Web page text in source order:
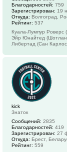
Благодарностей: 759
Зарегистрирован: 19
Откуда: Волгоград,
Рейтинг: 537
Куала-Лумпур Роверс
Эйр Юнайтед
Либертад (Сан
kick
Знаток
Сообщений: 2835
Благодарностей: 419
Зарегистрирован: 27
Откуда: Брест,
Рейтинг: 559